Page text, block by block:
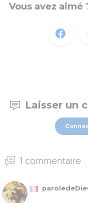
Vous avez aimé
Laisser un
1 commentaire